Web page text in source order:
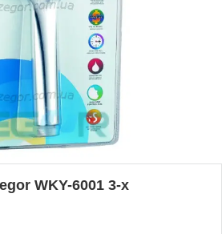
WKY-6001 3-х